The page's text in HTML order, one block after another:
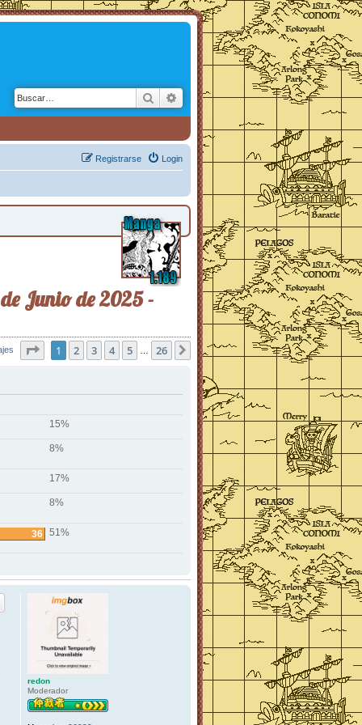
Buscar Búsqueda avanzada
Login
Registrarse
Junio de 2025 -
Página1 de 26
1 2 3 4 5 26 Siguiente
15%
8%
17%
8%
36 51%
redon
Moderador